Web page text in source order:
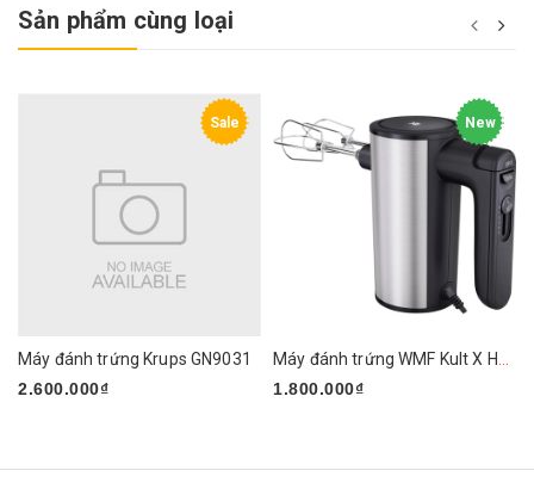
Sản phẩm cùng loại
Sale
Máy đánh trứng Krups GN9031
2.600.000₫
New
1.800.000₫